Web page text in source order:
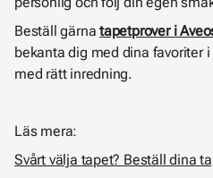
Beställ gärnatapetprover i
bekanta dig med dina favoriter
med rätt inredning.
Läs mera:
Svårt välja tapet? Beställ dina